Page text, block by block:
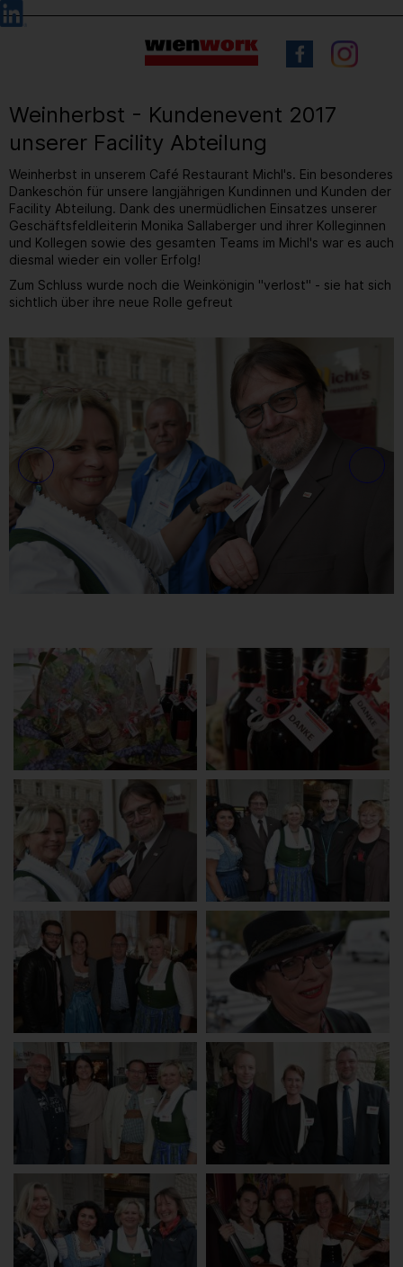
Barrierefreie
Bedienung
Sprachauswahl
Weinherbst - Kundenevent 2017
unserer Facility Abteilung
Weinherbst in unserem Café Restaurant Michl's. Ein besonderes
Dankeschön für unsere langjährigen Kundinnen und Kunden der
Facility Abteilung. Dank des unermüdlichen Einsatzes unserer
Geschäftsfeldleiterin Monika Sallaberger und ihrer Kolleginnen
und Kollegen sowie des gesamten Teams im Michl's war es auch
diesmal wieder ein voller Erfolg!
Zum Schluss wurde noch die Weinkönigin "verlost" - sie hat sich
sichtlich über ihre neue Rolle gefreut